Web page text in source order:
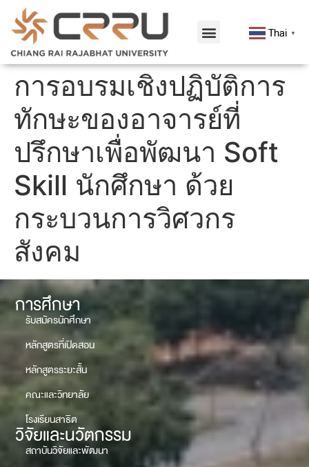
Thai ▼
การอบรมเชิงปฏิบัติการ
ทักษะของอาจารย์ที่
ปรึกษาเพื่อพัฒนา Soft
Skill นักศึกษา ด้วย
กระบวนการวิศวกร
สังคม
การศึกษา
รับสมัครนักศึกษา
หลักสูตรที่เปิดสอน
หลักสูตรระยะสั้น
คณะและวิทยาลัย
โรงเรียนสาธิต
วิจัยและนวัตกรรม
สถาบันวิจัยและพัฒนา